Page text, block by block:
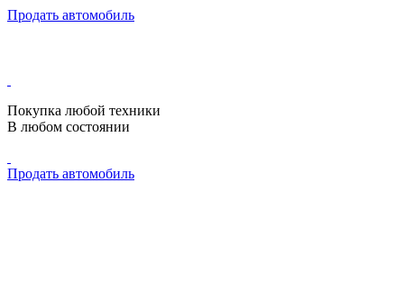
Продать автомобиль
Покупка любой техники
В любом состоянии
Продать автомобиль